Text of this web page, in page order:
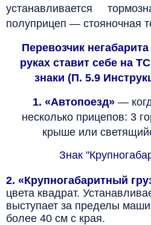
устанавливается
полуприцеп — стояночная
Перевозчик
руках ставит себе на
знаки (П. 5.9
1. «Автопоезд» —
несколько прицепов: 3
крыше или
Знак
2. «Крупногабаритный
цвета квадрат.
выступает за пределы
более 40 см с края.